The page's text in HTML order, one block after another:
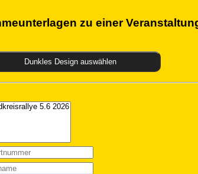
zu einer
Dunkles Design auswählen